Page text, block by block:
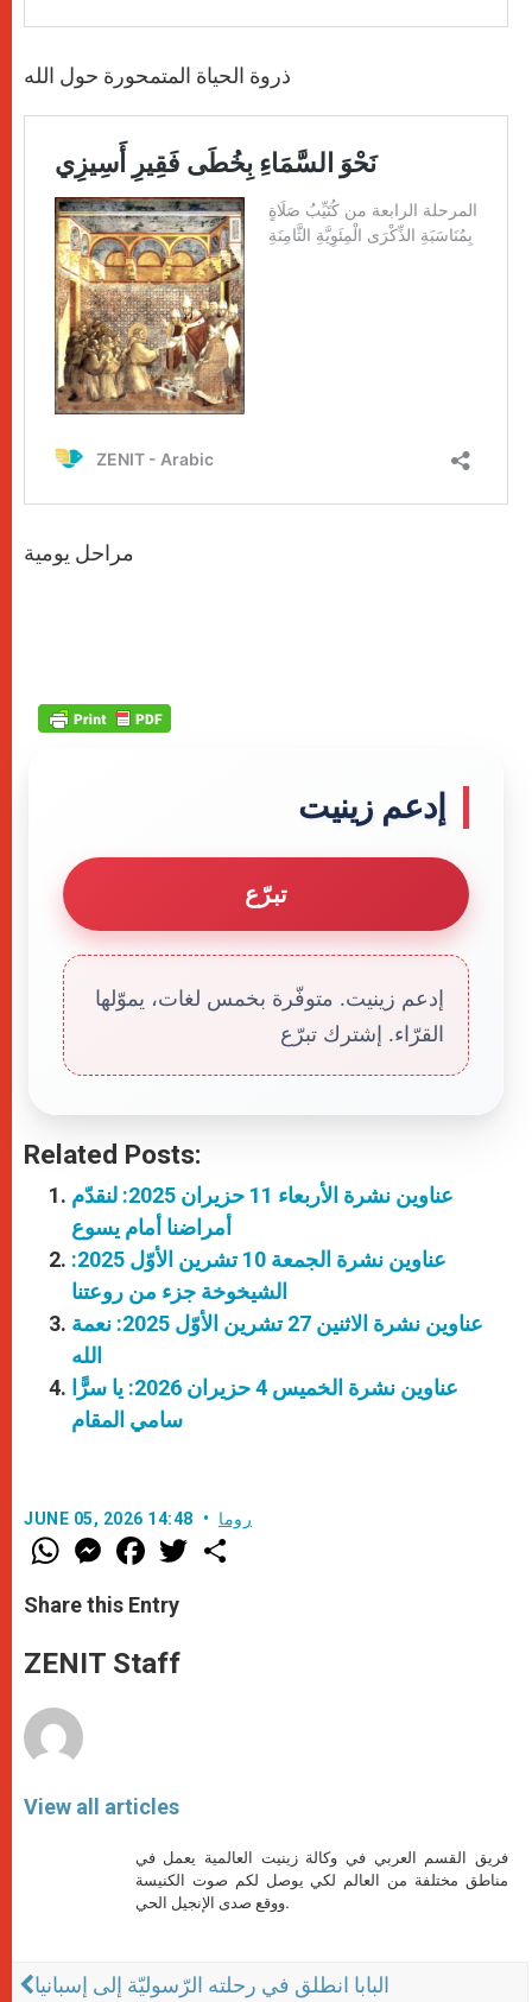
ذروة الحياة المتمحورة حول الله
مراحل يومية
إدعم زينيت
تبرّع
إدعم زينيت. متوفّرة بخمس لغات، يموّلها
القرّاء. إشترك تبرّع
Related Posts:
عناوين نشرة الأربعاء 11 حزيران 2025: لنقدّم
أمراضنا أمام يسوع
عناوين نشرة الجمعة 10 تشرين الأوّل 2025:
الشيخوخة جزء من روعتنا
عناوين نشرة الاثنين 27 تشرين الأوّل 2025: نعمة
الله
عناوين نشرة الخميس 4 حزيران 2026: يا سرًّا
سامي المقام
JUNE 05, 2026 14:48 روما
W
h
t
s
p
p
M
e
s
e
g
e
F
a
e
b
o
k
T
w
Share this Entry
ZENIT Staff
View all articles
فريق القسم العربي في وكالة زينيت العالمية يعمل في
مناطق مختلفة من العالم لكي يوصل لكم صوت الكنيسة
ووقع صدى الإنجيل الحي.
البابا انطلق في رحلته الرّسوليّة إلى إسبانيا